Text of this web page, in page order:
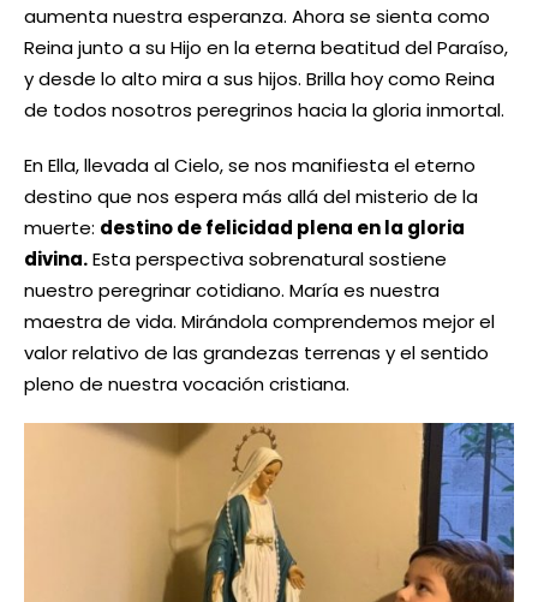
aumenta nuestra esperanza. Ahora se sienta como
Reina junto a su Hijo en la eterna beatitud del Paraíso,
y desde lo alto mira a sus hijos. Brilla hoy como Reina
de todos nosotros peregrinos hacia la gloria inmortal.
En Ella, llevada al Cielo, se nos manifiesta el eterno
destino que nos espera más allá del misterio de la
muerte: destino de felicidad plena en la gloria
divina.Esta perspectiva sobrenatural sostiene
nuestro peregrinar cotidiano. María es nuestra
maestra de vida. Mirándola comprendemos mejor el
valor relativo de las grandezas terrenas y el sentido
pleno de nuestra vocación cristiana.